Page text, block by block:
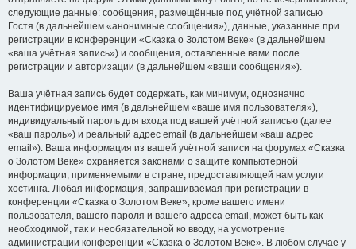
следующие данные: сообщения, размещённые под учётной записью
Гостя (в дальнейшем «анонимные сообщения»), данные, указанные при
регистрации в конференции «Сказка о Золотом Веке» (в дальнейшем
«ваша учётная запись») и сообщения, оставленные вами после
регистрации и авторизации (в дальнейшем «ваши сообщения»).
Ваша учётная запись будет содержать, как минимум, однозначно
идентифицируемое имя (в дальнейшем «ваше имя пользователя»),
индивидуальный пароль для входа под вашей учётной записью (далее
«ваш пароль») и реальный адрес email (в дальнейшем «ваш адрес
email»). Ваша информация из вашей учётной записи на форумах «Сказка
о Золотом Веке» охраняется законами о защите компьютерной
информации, применяемыми в стране, предоставляющей нам услуги
хостинга. Любая информация, запрашиваемая при регистрации в
конференции «Сказка о Золотом Веке», кроме вашего имени
пользователя, вашего пароля и вашего адреса email, может быть как
необходимой, так и необязательной ко вводу, на усмотрение
администрации конференции «Сказка о Золотом Веке». В любом случае у